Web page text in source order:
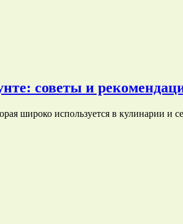
советы и
широко используется в кулинарии и